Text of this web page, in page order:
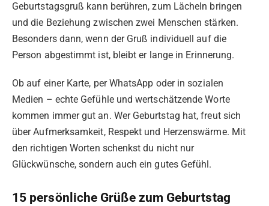
Geburtstagsgruß kann berühren, zum Lächeln bringen
und die Beziehung zwischen zwei Menschen stärken.
Besonders dann, wenn der Gruß individuell auf die
Person abgestimmt ist, bleibt er lange in Erinnerung.
Ob auf einer Karte, per WhatsApp oder in sozialen
Medien – echte Gefühle und wertschätzende Worte
kommen immer gut an. Wer Geburtstag hat, freut sich
über Aufmerksamkeit, Respekt und Herzenswärme. Mit
den richtigen Worten schenkst du nicht nur
Glückwünsche, sondern auch ein gutes Gefühl.
15 persönliche Grüße zum Geburtstag